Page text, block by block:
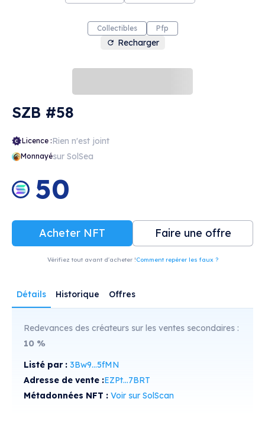
Collectibles Pfp
Recharger
SZB #58
Licence :Rien n'est joint
Monnayésur SolSea
50
Acheter NFT Faire une offre
Vérifiez tout avant d'acheter !Comment repérer les faux ?
Détails Historique Offres
Redevances des créateurs sur les ventes secondaires :
10 %
Listé par : 3Bw9...5fMN
Adresse de vente :EZPt...7BRT
Métadonnées NFT : Voir sur SolScan